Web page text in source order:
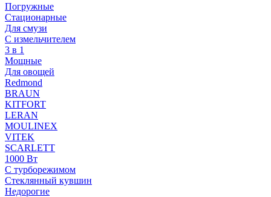
Погружные
Стационарные
Для смузи
С измельчителем
3 в 1
Мощные
Для овощей
Redmond
BRAUN
KITFORT
LERAN
MOULINEX
VITEK
SCARLETT
1000 Вт
С турборежимом
Стеклянный кувшин
Недорогие